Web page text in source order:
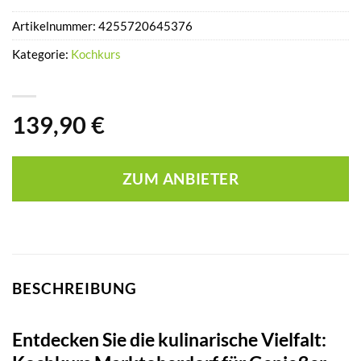
139,90 €
ZUM ANBIETER
Artikelnummer: 4255720645376
Kategorie: Kochkurs
BESCHREIBUNG
Entdecken Sie die kulinarische Vielfalt: